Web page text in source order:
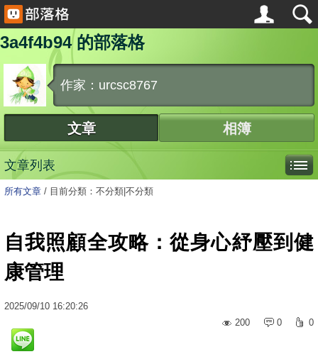
3a4f4b94 的部落格
作家：urcsc8767
文章 相簿
文章列表
所有文章 / 目前分類：不分類|不分類
自我照顧全攻略：從身心紓壓到健
康管理
2025/09/10 16:20:26
200
0 0